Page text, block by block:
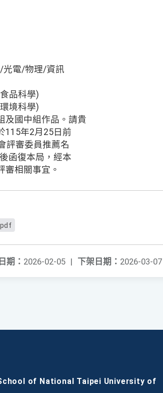
光電/物理/資訊
品科學)
境科學)
及國中組作品。請貴
115年2月25日前
評審委員推薦名
函復本局，經本
審相關事宜。
下架日期： 2026-03-07
期： 2026-02-05 |
of National Taipei University of